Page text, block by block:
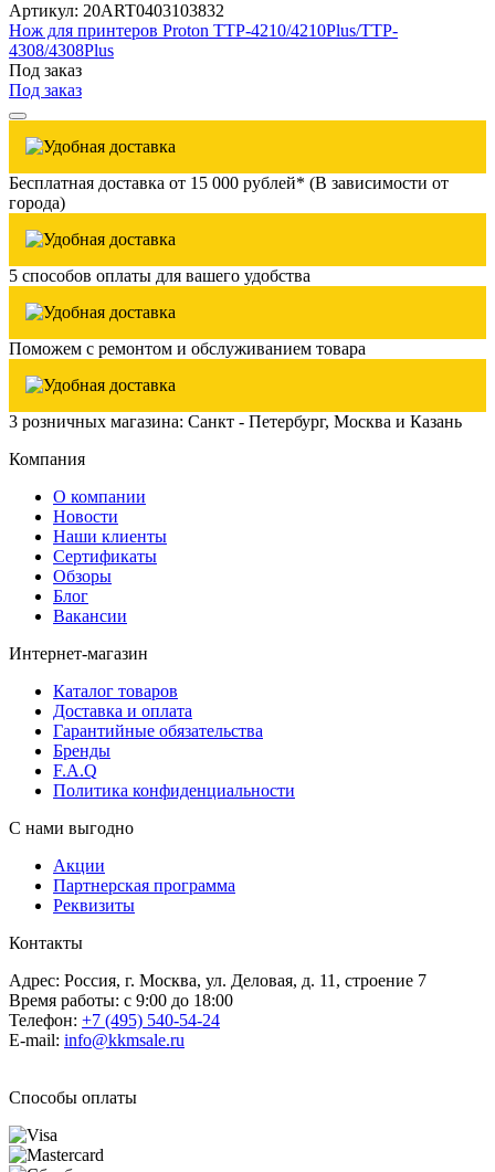
Артикул: 20ART0403103832
Нож для принтеров Proton TTP-4210/4210Plus/TTP-
4308/4308Plus
Под заказ
Под заказ
Бесплатная доставка от 15 000 рублей* (В зависимости от
города)
5 способов оплаты для вашего удобства
Поможем с ремонтом и обслуживанием товара
3 розничных магазина: Санкт - Петербург, Москва и Казань
Компания
О компании
Новости
Наши клиенты
Сертификаты
Обзоры
Блог
Вакансии
Интернет-магазин
Каталог товаров
Доставка и оплата
Гарантийные обязательства
Бренды
F.A.Q
Политика конфиденциальности
С нами выгодно
Акции
Партнерская программа
Реквизиты
Контакты
Адрес: Россия, г. Москва, ул. Деловая, д. 11, строение 7
Время работы: с 9:00 до 18:00
Телефон: +7 (495) 540-54-24
E-mail: info@kkmsale.ru
Способы оплаты